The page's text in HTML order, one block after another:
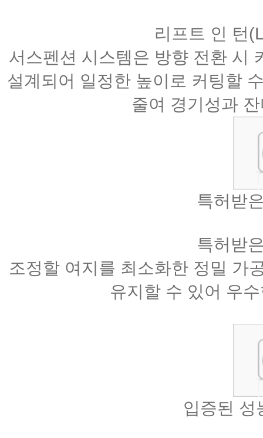
리프트 인 턴
서스펜션 시스템은 방향 전환 시
설계되어 일정한 높이로 커팅할
줄여 경기성과
특허받
특허받
조정할 여지를 최소화한 정밀 가
유지할 수 있어 우
입증된 성